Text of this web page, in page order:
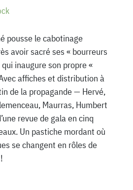
pousse le cabotinage
avoir sacré ses « bourreurs
inaugure son propre «
affiches et distribution à
de la propagande — Hervé,
Maurras, Humbert
revue de gala en cinq
Un pastiche mordant où
se changent en rôles de